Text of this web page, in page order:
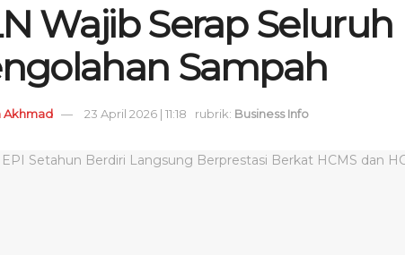
Wajib Serap
Sampah
Akhmad 23 April 2026 | 11:18 rubrik: Business Info